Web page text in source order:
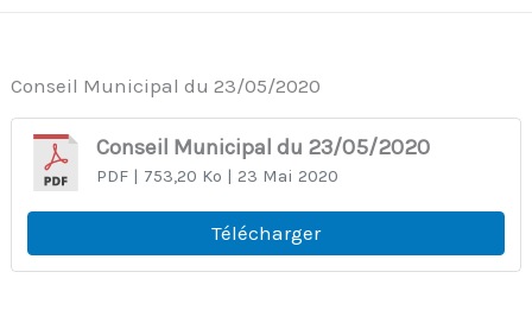
Conseil Municipal du 23/05/2020
Conseil Municipal du 23/05/2020
PDF| 753,20 Ko | 23 Mai 2020
Télécharger